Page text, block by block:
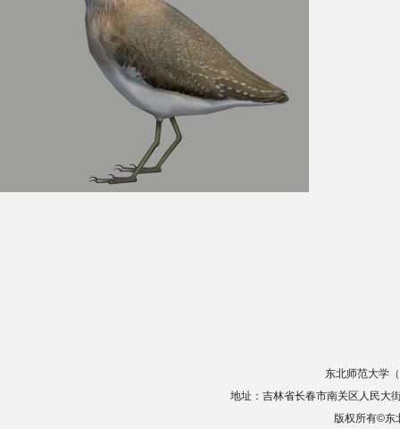
东北师范大学
地址：吉林省长春市南关区人民
版权所有©东